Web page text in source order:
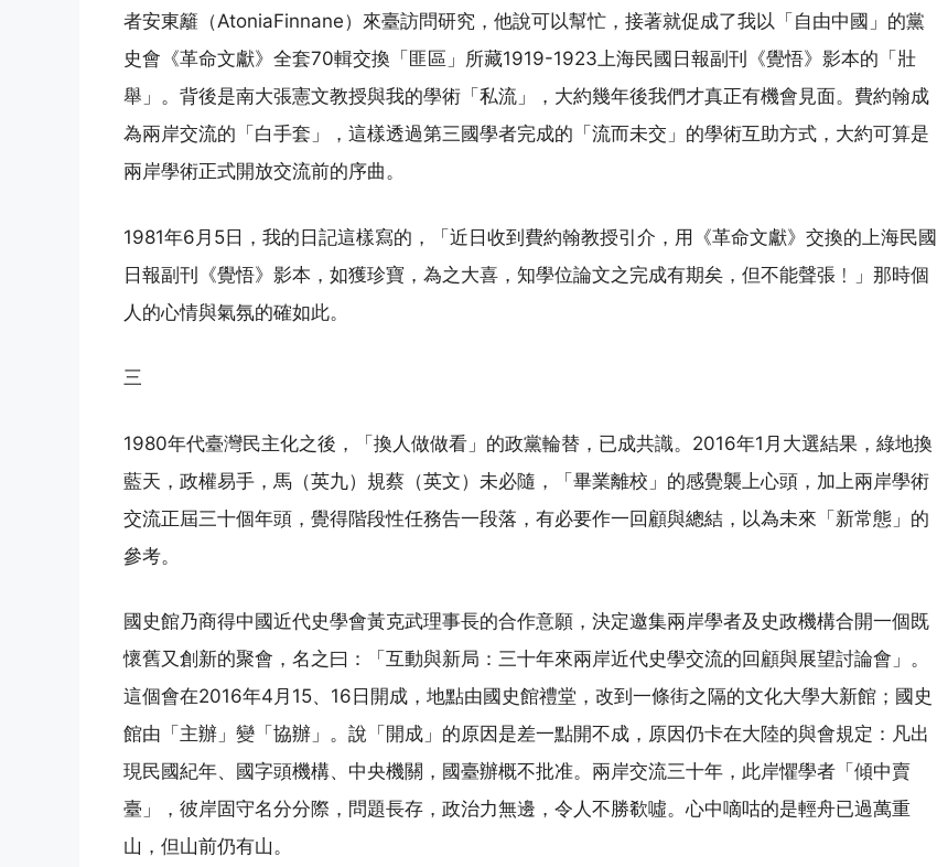
者安東籬（AtoniaFinnane）來臺訪問研究，他說可以幫忙，接著就促成了我以「自由中國」的黨
史會《革命文獻》全套70輯交換「匪區」所藏1919-1923上海民國日報副刊《覺悟》影本的「壯
舉」。背後是南大張憲文教授與我的學術「私流」，大約幾年後我們才真正有機會見面。費約翰成
為兩岸交流的「白手套」，這樣透過第三國學者完成的「流而未交」的學術互助方式，大約可算是
兩岸學術正式開放交流前的序曲。
1981年6月5日，我的日記這樣寫的，「近日收到費約翰教授引介，用《革命文獻》交換的上海民國
日報副刊《覺悟》影本，如獲珍寶，為之大喜，知學位論文之完成有期矣，但不能聲張﹗」那時個
人的心情與氣氛的確如此。
三
1980年代臺灣民主化之後，「換人做做看」的政黨輪替，已成共識。2016年1月大選結果，綠地換
藍天，政權易手，馬（英九）規蔡（英文）未必隨，「畢業離校」的感覺襲上心頭，加上兩岸學術
交流正屆三十個年頭，覺得階段性任務告一段落，有必要作一回顧與總結，以為未來「新常態」的
參考。
國史館乃商得中國近代史學會黃克武理事長的合作意願，決定邀集兩岸學者及史政機構合開一個既
懷舊又創新的聚會，名之曰：「互動與新局：三十年來兩岸近代史學交流的回顧與展望討論會」。
這個會在2016年4月15、16日開成，地點由國史館禮堂，改到一條街之隔的文化大學大新館；國史
館由「主辦」變「協辦」。說「開成」的原因是差一點開不成，原因仍卡在大陸的與會規定：凡出
現民國紀年、國字頭機構、中央機關，國臺辦概不批准。兩岸交流三十年，此岸懼學者「傾中賣
臺」，彼岸固守名分分際，問題長存，政治力無邊，令人不勝欷噓。心中嘀咕的是輕舟已過萬重
山，但山前仍有山。